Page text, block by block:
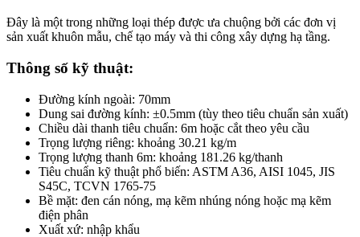
Đây là một trong những loại thép được ưa chuộng bởi các đơn vị
sản xuất khuôn mẫu, chế tạo máy và thi công xây dựng hạ tầng.
Thông số kỹ thuật:
Đường kính ngoài: 70mm
Dung sai đường kính: ±0.5mm (tùy theo tiêu chuẩn sản xuất)
Chiều dài thanh tiêu chuẩn: 6m hoặc cắt theo yêu cầu
Trọng lượng riêng: khoảng 30.21 kg/m
Trọng lượng thanh 6m: khoảng 181.26 kg/thanh
Tiêu chuẩn kỹ thuật phổ biến: ASTM A36, AISI 1045, JIS
S45C, TCVN 1765-75
Bề mặt: đen cán nóng, mạ kẽm nhúng nóng hoặc mạ kẽm
điện phân
Xuất xứ: nhập khẩu